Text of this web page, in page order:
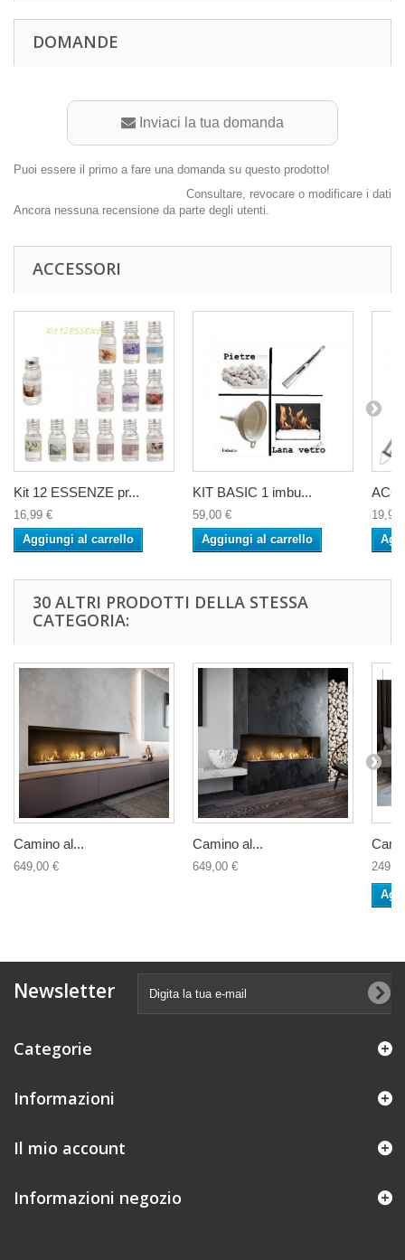
DOMANDE
Inviaci la tua domanda
Puoi essere il primo a fare una domanda su questo prodotto!
Consultare, revocare o modificare i dati
Ancora nessuna recensione da parte degli utenti.
ACCESSORI
Kit 12 ESSENZE pr...
16,99 €
Aggiungi al carrello
KIT BASIC 1 imbu...
59,00 €
Aggiungi al carrello
19,99
30 ALTRI PRODOTTI DELLA STESSA
CATEGORIA:
Camino al...
649,00 €
Camino al...
649,00 €
Newsletter
Categorie
Informazioni
Il mio account
Informazioni negozio